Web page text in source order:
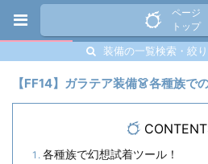
ページ
トップ
装備の一覧検索・絞
【FF14】ガラテア装備👗各種族で
各種族で幻想試着ツール！